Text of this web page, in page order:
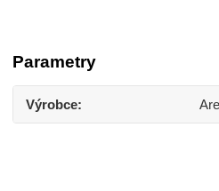
Parametry
Výrobce